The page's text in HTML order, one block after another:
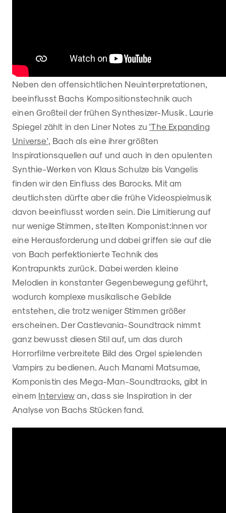
Neben den offensichtlichen Neuinterpretationen,
beeinflusst Bachs Kompositionstechnik auch
einen Großteil der frühen Synthesizer-Musik. Laurie
Spiegel zählt in den Liner Notes zu'The Expanding
Universe' , Bach als eine ihrer größten
Inspirationsquellen auf und auch in den opulenten
Synthie-Werken von Klaus Schulze bis Vangelis
finden wir den Einfluss des Barocks. Mit am
deutlichsten dürfte aber die frühe Videospielmusik
davon beeinflusst worden sein. Die Limitierung auf
nur wenige Stimmen, stellten Komponist:innen vor
eine Herausforderung und dabei griffen sie auf die
von Bach perfektionierte Technik des
Kontrapunkts zurück. Dabei werden kleine
Melodien in konstanter Gegenbewegung geführt,
wodurch komplexe musikalische Gebilde
entstehen, die trotz weniger Stimmen größer
erscheinen. Der Castlevania-Soundtrack nimmt
ganz bewusst diesen Stil auf, um das durch
Horrorfilme verbreitete Bild des Orgel spielenden
Vampirs zu bedienen. Auch Manami Matsumae,
Komponistin des Mega-Man-Soundtracks, gibt in
einem Interview an, dass sie Inspiration in der
Analyse von Bachs Stücken fand.